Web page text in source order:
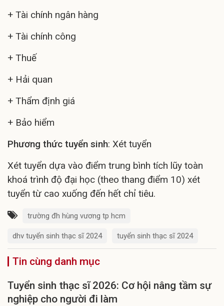
+ Tài chính ngân hàng
+ Tài chính công
+ Thuế
+ Hải quan
+ Thẩm định giá
+ Bảo hiểm
Phương thức tuyển sinh: Xét tuyển
Xét tuyển dựa vào điểm trung bình tích lũy toàn
khoá trình độ đại học (theo thang điểm 10) xét
tuyển từ cao xuống đến hết chỉ tiêu.
trường đh hùng vương tp hcm
dhv tuyển sinh thạc sĩ 2024 tuyển sinh thạc sĩ 2024
Tin cùng danh mục
Tuyển sinh thạc sĩ 2026: Cơ hội nâng tầm sự
nghiệp cho người đi làm